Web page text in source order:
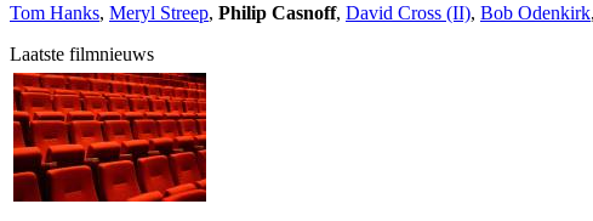
Tom Hanks, Meryl Streep, Philip Casnoff, David Cross (II), Bob Odenkirk,
Laatste filmnieuws